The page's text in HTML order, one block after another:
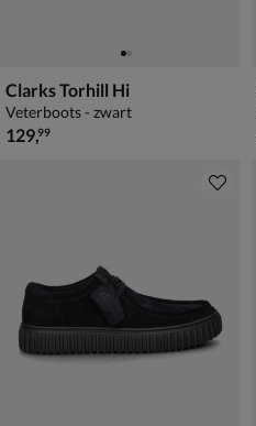
Clarks Torhill Hi
Veterboots - zwart
€ 129,99
129,99